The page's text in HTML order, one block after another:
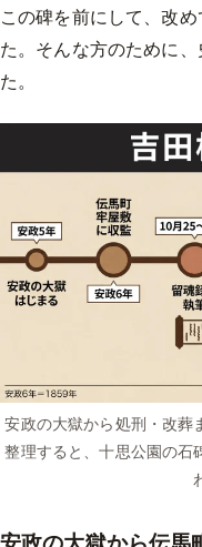
この碑を前にして、改
た。そんな方のために
た。
安政の大獄から処刑・改
整理すると、十思公園の石